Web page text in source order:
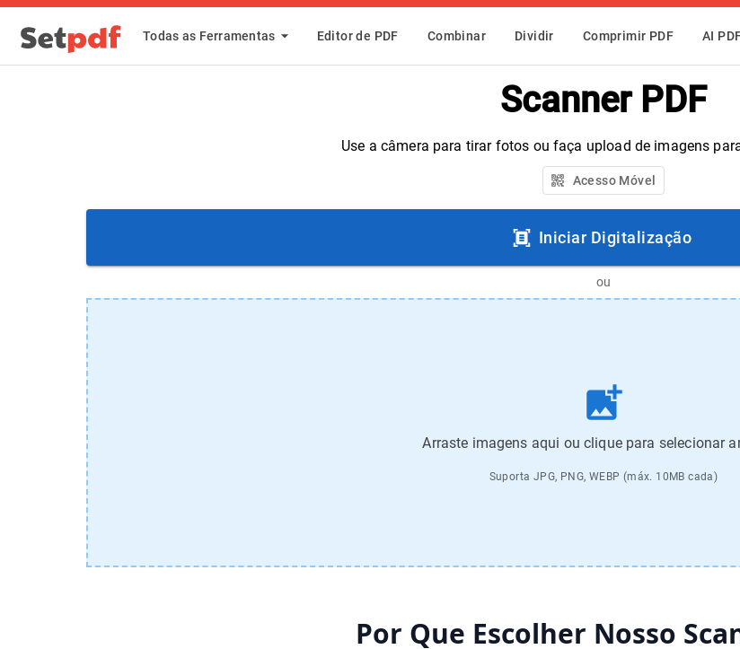
Todas as Ferramentas Editor de PDF Combinar Dividir Comprimir PDF AI
Scanner PDF
Use a câmera para tirar fotos ou faça upload de imagens
Acesso Móvel
Iniciar Digitalização
ou
Arraste imagens aqui ou clique para selecionar
Suporta JPG, PNG, WEBP (máx. 10MB cada)
Por Que Escolher Nosso